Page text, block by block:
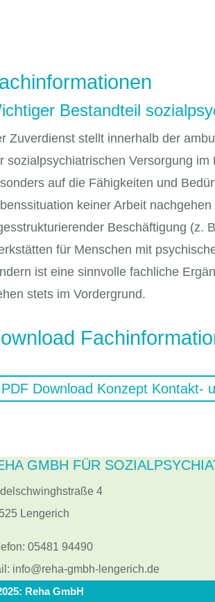
Bestandteil
Zuverdienst stellt innerhalb der
sozialpsychiatrischen Versorgung
auf die Fähigkeiten und
keiner Arbeit
Beschäftigung (z.
für Menschen mit
ist eine sinnvolle fachliche
stets im Vordergrund.
PDF Download Konzept Kontakt-
GMBH FÜR
4
Lengerich
05481 94490
info@reha-gmbh-lengerich.de
Reha GmbH